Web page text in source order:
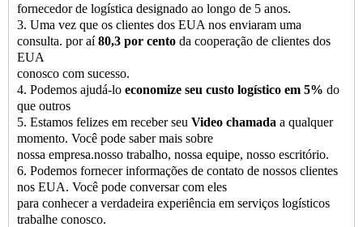
fornecedor de logística designado ao longo de 5 anos.
3. Uma vez que os clientes dos EUA nos enviaram uma
consulta. por aí80,3 por cento da cooperação de clientes dos
EUA
conosco com sucesso.
4. Podemos ajudá-lo economize seu custo logístico em 5% do
que outros
5. Estamos felizes em receber seu Video chamada a qualquer
momento. Você pode saber mais sobre
nossa empresa.nosso trabalho, nossa equipe, nosso escritório.
6. Podemos fornecer informações de contato de nossos clientes
nos EUA. Você pode conversar com eles
para conhecer a verdadeira experiência em serviços logísticos
trabalhe conosco.